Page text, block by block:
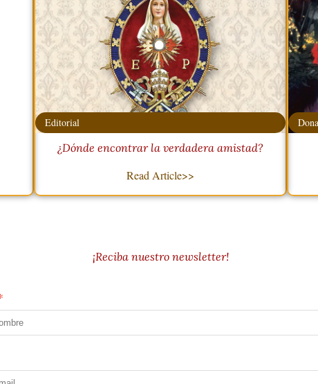
Editorial
¿Dónde encontrar la verdadera amistad?
Read Article>>
¡Reciba nuestro newsletter!